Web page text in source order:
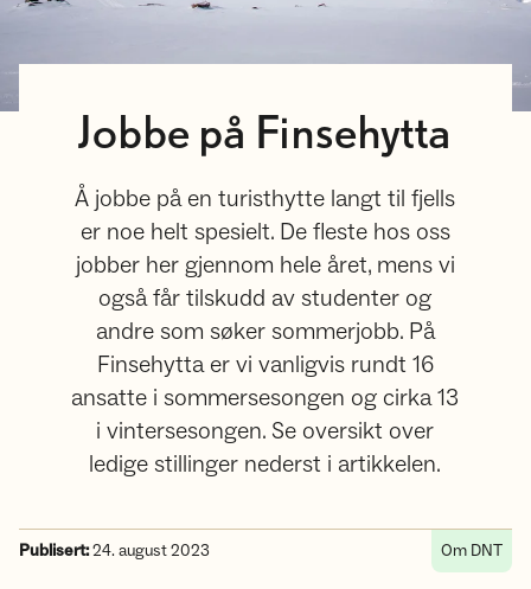
Jobbe på Finsehytta
Å jobbe på en turisthytte langt til fjells
er noe helt spesielt. De fleste hos oss
jobber her gjennom hele året, mens vi
også får tilskudd av studenter og
andre som søker sommerjobb. På
Finsehytta er vi vanligvis rundt 16
ansatte i sommersesongen og cirka 13
i vintersesongen. Se oversikt over
ledige stillinger nederst i artikkelen.
Publisert:24. august 2023 Om DNT